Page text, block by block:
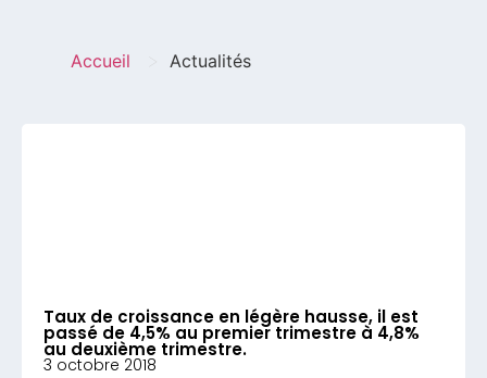
Accueil Actualités
Taux de croissance en légère hausse, il est
passé de 4,5% au premier trimestre à 4,8%
au deuxième trimestre.
3 octobre 2018